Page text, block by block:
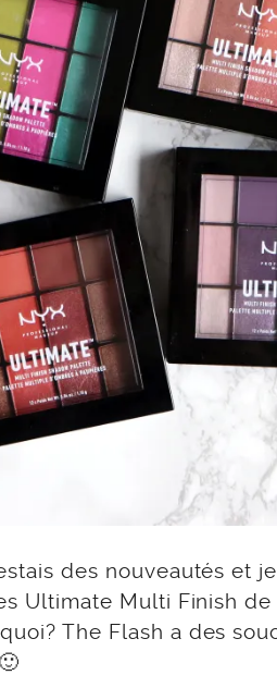
des nouveautés et
Ultimate Multi Finish
The Flash a des